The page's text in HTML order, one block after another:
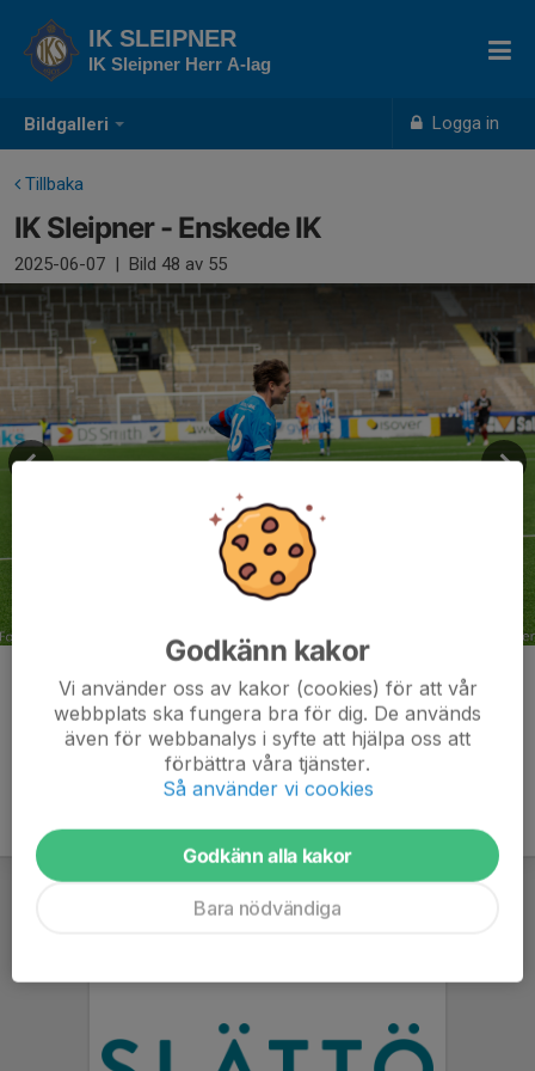
Bildgalleri Logga in
IK SLEIPNER
IK Sleipner Herr A-lag
Tillbaka
IK Sleipner - Enskede IK
2025-06-07 | Bild 48 av 55
Kommentarer
Godkänn kakor
Vi använder oss av kakor (cookies) för att vår
webbplats ska fungera bra för dig. De används
även för webbanalys i syfte att hjälpa oss att
förbättra våra tjänster.
Så använder vi cookies
Godkänn alla kakor
Bara nödvändiga